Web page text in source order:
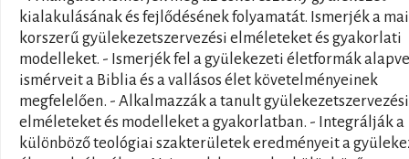
kialakulásának és fejlődésének folyamatát. Ismerjék a
korszerű gyülekezetszervezési elméleteket és gyakorlati
modelleket. - Ismerjék fel a gyülekezeti életformák
ismérveit a Biblia és a vallásos élet követelményeinek
megfelelően. - Alkalmazzák a tanult gyülekezetszervezési
elméleteket és modelleket a gyakorlatban. - Integrálják a
különböző teológiai szakterületek eredményeit a